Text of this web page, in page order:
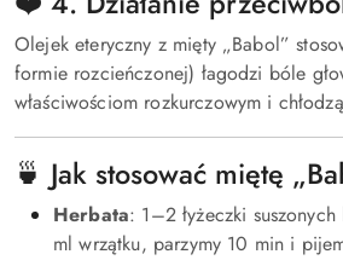
Olejek eteryczny z mięty „Babol”
formie rozcieńczonej) łagodzi bóle
właściwościom rozkurczowym i
🍵 Jak stosować miętę
Herbata: 1–2 łyżeczki
ml wrzątku, parzymy 10 min i